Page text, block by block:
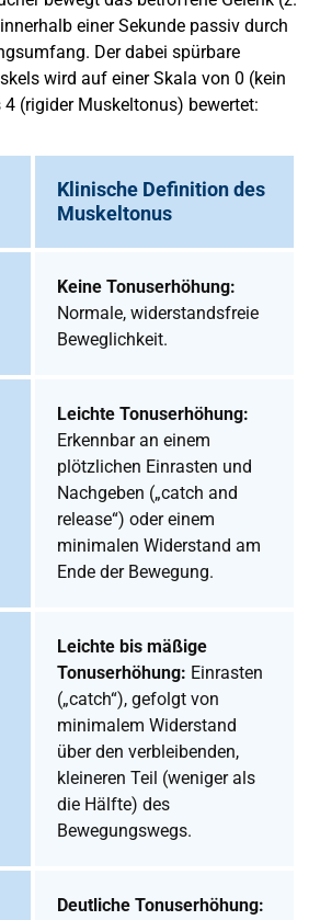
einer Sekunde passiv durch
Der dabei spürbare
wird auf einer Skala von 0 (kein
(rigider Muskeltonus) bewertet:
Klinische Definition des
Muskeltonus
Keine Tonuserhöhung:
Normale, widerstandsfreie
Beweglichkeit.
Leichte Tonuserhöhung:
Erkennbar an einem
plötzlichen Einrasten und
Nachgeben („catch and
release“) oder einem
minimalen Widerstand am
Ende der Bewegung.
Leichte bis mäßige
Tonuserhöhung: Einrasten
(„catch“), gefolgt von
minimalem Widerstand
über den verbleibenden,
kleineren Teil (weniger als
die Hälfte) des
Bewegungswegs.
Deutliche Tonuserhöhung: